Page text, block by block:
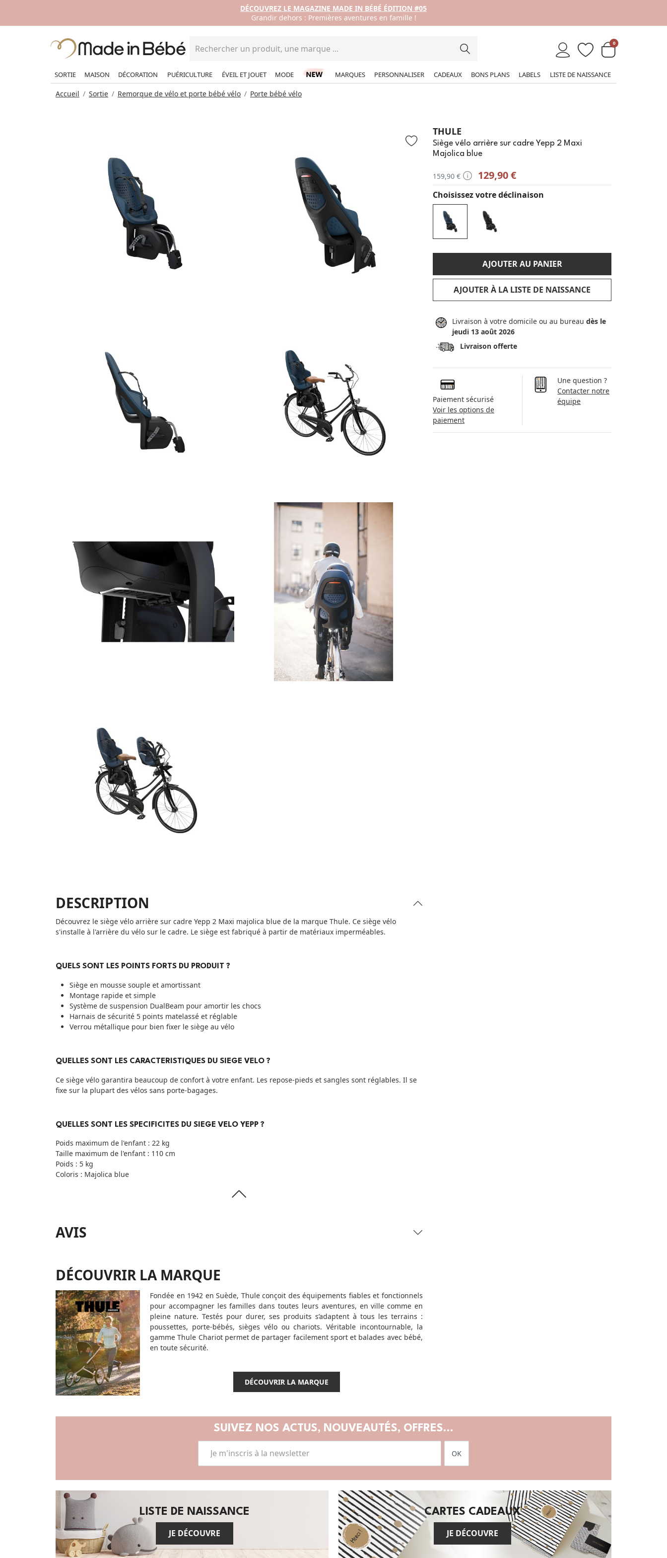
DÉCOUVREZ LE MAGAZINE MADE IN BÉBÉ ÉDITION #05
Grandir dehors : Premières aventures en famille !
0
SORTIE MAISON DÉCORATION PUÉRICULTURE ÉVEIL ET JOUET MODE MARQUES PERSONNALISER CADEAUX BONS PLANS LABELS LISTE DE NAISSANCE
Accueil Sortie Remorque de vélo et porte bébé vélo Porte bébé vélo
THULE
Siège vélo arrière sur cadre Yepp 2 Maxi
Majolica blue
159,90 € 129,90 €
Choisissez votre déclinaison
AJOUTER AU PANIER
AJOUTER À LA LISTE DE NAISSANCE
Livraison à votre domicile ou au bureaudès le
jeudi 13 août 2026
Livraison offerte
Paiement sécurisé
Voir les options de
paiement
Une question ?
Contacter notre
équipe
DESCRIPTION
Découvrez le siège vélo arrière sur cadre Yepp 2 Maxi majolica blue de la marque Thule. Ce siège vélo
s'installe à l'arrière du vélo sur le cadre. Le siège est fabriqué à partir de matériaux imperméables.
QUELS SONT LES POINTS FORTS DU PRODUIT ?
Siège en mousse souple et amortissant
Montage rapide et simple
Système de suspension DualBeam pour amortir les chocs
Harnais de sécurité 5 points matelassé et réglable
Verrou métallique pour bien fixer le siège au vélo
QUELLES SONT LES CARACTERISTIQUES DU SIEGE VELO ?
Ce siège vélo garantira beaucoup de confort à votre enfant. Les repose-pieds et sangles sont réglables. Il se
fixe sur la plupart des vélos sans porte-bagages.
QUELLES SONT LES SPECIFICITES DU SIEGE VELO YEPP ?
Poids maximum de l'enfant : 22 kg
Taille maximum de l'enfant : 110 cm
Poids : 5 kg
Coloris : Majolica blue
AVIS
DÉCOUVRIR LA MARQUE
Fondée en 1942 en Suède, Thule conçoit des équipements fiables et fonctionnels
pour accompagner les familles dans toutes leurs aventures, en ville comme en
pleine nature. Testés pour durer, ses produits s’adaptent à tous les terrains :
poussettes, porte-bébés, sièges vélo ou chariots. Véritable incontournable, la
gamme Thule Chariot permet de partager facilement sport et balades avec bébé,
en toute sécurité.
DÉCOUVRIR LA MARQUE
SUIVEZ NOS ACTUS, NOUVEAUTÉS, OFFRES...
OK
LISTE DE NAISSANCE
JE DÉCOUVRE
CARTES CADEAUX
JE DÉCOUVRE